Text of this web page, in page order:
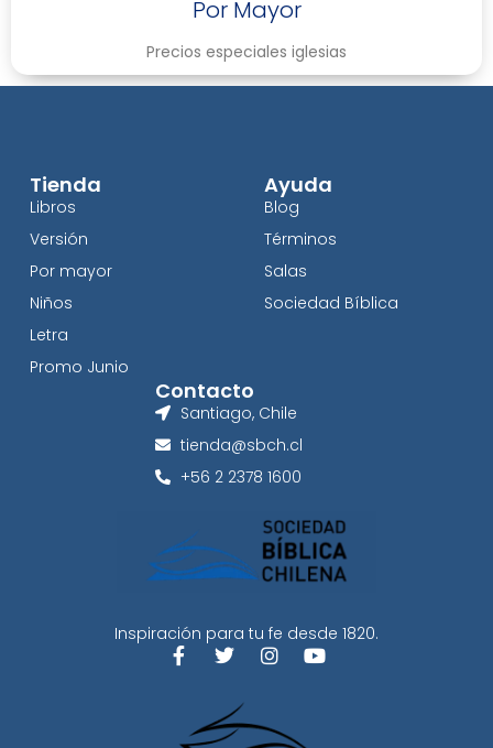
Por Mayor
Precios especiales iglesias
Inspiración para tu fe desde 1820.
Tienda
Libros
Versión
Por mayor
Niños
Letra
Promo Junio
Ayuda
Blog
Términos
Salas
Sociedad Bíblica
Contacto
Santiago, Chile
tienda@sbch.cl
+56 2 2378 1600